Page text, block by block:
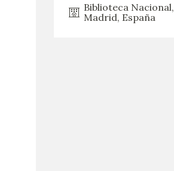
Biblioteca Nacional,
Madrid, España